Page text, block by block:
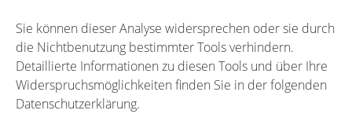
Sie können dieser Analyse widersprechen oder sie durch
die Nichtbenutzung bestimmter Tools verhindern.
Detaillierte Informationen zu diesen Tools und über Ihre
Widerspruchsmöglichkeiten finden Sie in der folgenden
Datenschutzerklärung.